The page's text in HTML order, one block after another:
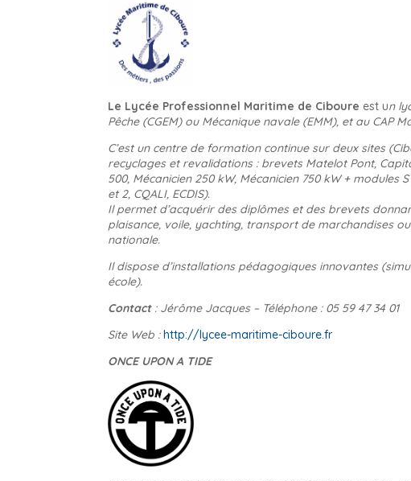
Le Lycée Professionnel Maritime de Ciboure est un
Pêche (CGEM) ou Mécanique navale (EMM), et au CAP
C’est un centre de formation continue sur deux sites
recyclages et revalidations : brevets Matelot Pont,
500, Mécanicien 250 kW, Mécanicien 750 kW + modules
et 2, CQALI, ECDIS).
Il permet d’acquérir des diplômes et des brevets
plaisance, voile, yachting, transport de marchandises
nationale.
Il dispose d’installations pédagogiques innovantes
école).
Contact : Jérôme Jacques – Téléphone : 05 59 47 34 01
Site Web :http://lycee-maritime-ciboure.fr
ONCE UPON A TIDE